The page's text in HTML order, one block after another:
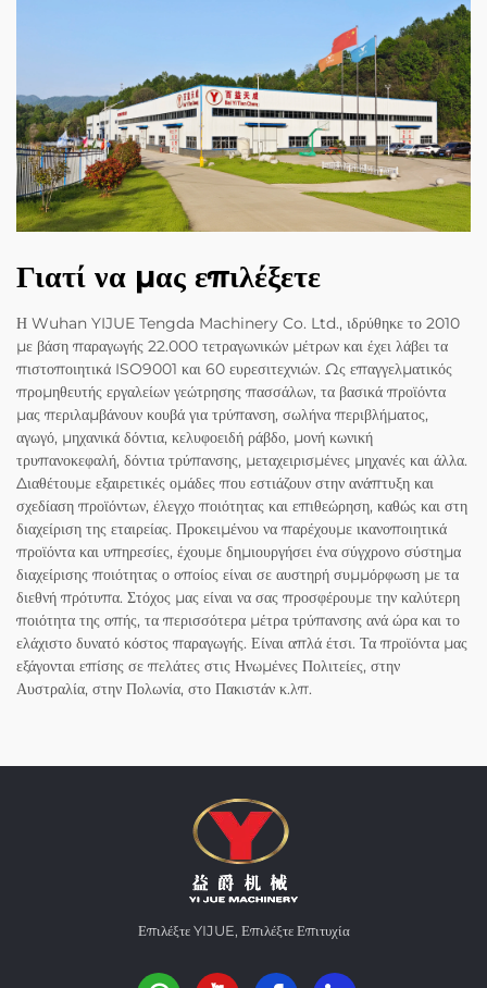
Γιατί να μας επιλέξετε
Η Wuhan YIJUE Tengda Machinery Co. Ltd., ιδρύθηκε το 2010
με βάση παραγωγής 22.000 τετραγωνικών μέτρων και έχει λάβει τα
πιστοποιητικά ISO9001 και 60 ευρεσιτεχνιών. Ως επαγγελματικός
προμηθευτής εργαλείων γεώτρησης πασσάλων, τα βασικά προϊόντα
μας περιλαμβάνουν κουβά για τρύπανση, σωλήνα περιβλήματος,
αγωγό, μηχανικά δόντια, κελυφοειδή ράβδο, μονή κωνική
τρυπανοκεφαλή, δόντια τρύπανσης, μεταχειρισμένες μηχανές και άλλα.
Διαθέτουμε εξαιρετικές ομάδες που εστιάζουν στην ανάπτυξη και
σχεδίαση προϊόντων, έλεγχο ποιότητας και επιθεώρηση, καθώς και στη
διαχείριση της εταιρείας. Προκειμένου να παρέχουμε ικανοποιητικά
προϊόντα και υπηρεσίες, έχουμε δημιουργήσει ένα σύγχρονο σύστημα
διαχείρισης ποιότητας ο οποίος είναι σε αυστηρή συμμόρφωση με τα
διεθνή πρότυπα. Στόχος μας είναι να σας προσφέρουμε την καλύτερη
ποιότητα της οπής, τα περισσότερα μέτρα τρύπανσης ανά ώρα και το
ελάχιστο δυνατό κόστος παραγωγής. Είναι απλά έτσι. Τα προϊόντα μας
εξάγονται επίσης σε πελάτες στις Ηνωμένες Πολιτείες, στην
Αυστραλία, στην Πολωνία, στο Πακιστάν κ.λπ.
Επιλέξτε YIJUE, Επιλέξτε Επιτυχία